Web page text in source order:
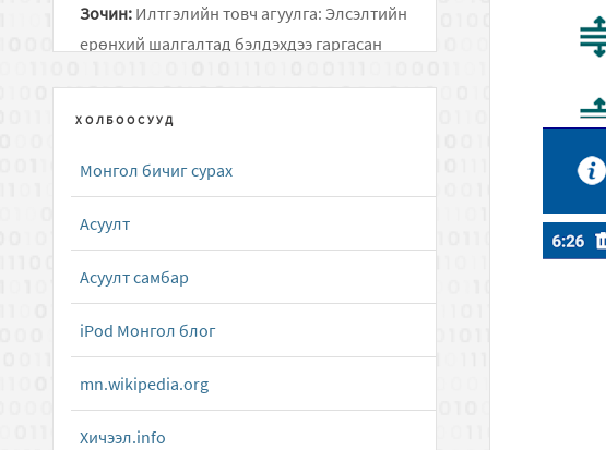
Зочин: Илтгэлийн товч агуулга: Элсэлтийн
ерөнхий шалгалтад бэлдэхдээ гаргасан
Дусал Бичээч ( Mongolian Keyboard Layouts
тольтой толь бичиг
Apple Dictionary.app толь бичгийн програмын
Монгол Англи тол...бичлэгтАлмас:Татаж
авах холбоосыг сэргээлээ.
Apple Dictionary.app толь бичгийн програмын
ХОЛБООСУУД
Монгол бичиг сурах
Асуулт
Асуулт самбар
iPod Монгол блог
mn.wikipedia.org
Хичээл.info